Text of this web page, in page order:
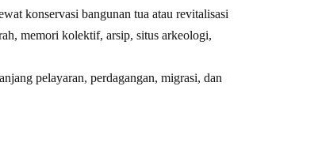
konservasi bangunan tua atau revitalisasi
memori kolektif, arsip, situs arkeologi,
pelayaran, perdagangan, migrasi, dan